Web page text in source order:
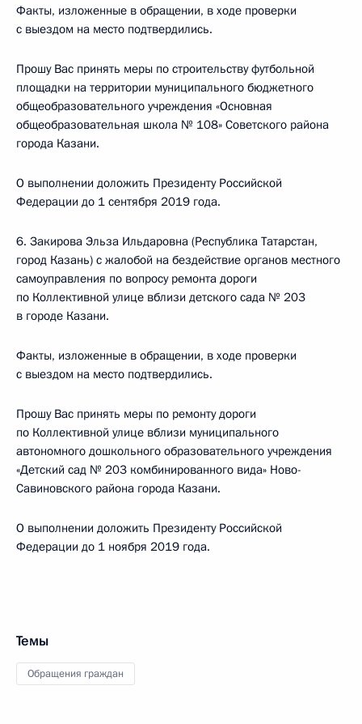
Факты, изложенные в обращении, в ходе проверки
с выездом на место подтвердились.
Прошу Вас принять меры по строительству футбольной
площадки на территории муниципального бюджетного
общеобразовательного учреждения «Основная
общеобразовательная школа № 108» Советского района
города Казани.
О выполнении доложить Президенту Российской
Федерации до 1 сентября 2019 года.
6. Закирова Эльза Ильдаровна (Республика Татарстан,
город Казань) с жалобой на бездействие органов местного
самоуправления по вопросу ремонта дороги
по Коллективной улице вблизи детского сада № 203
в городе Казани.
Факты, изложенные в обращении, в ходе проверки
с выездом на место подтвердились.
Прошу Вас принять меры по ремонту дороги
по Коллективной улице вблизи муниципального
автономного дошкольного образовательного учреждения
«Детский сад № 203 комбинированного вида» Ново-
Савиновского района города Казани.
О выполнении доложить Президенту Российской
Федерации до 1 ноября 2019 года.
Темы
Обращения граждан